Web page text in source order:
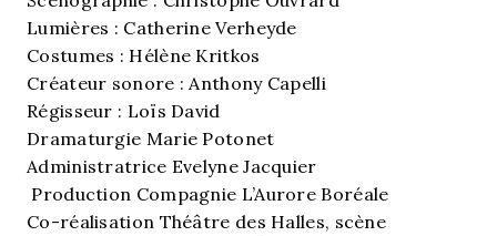
Lumières : Catherine Verheyde
Costumes : Hélène Kritkos
Créateur sonore : Anthony Capelli
Régisseur : Loïs David
Dramaturgie Marie Potonet
Administratrice Evelyne Jacquier
Production Compagnie L’Aurore Boréale
Co-réalisation Théâtre des Halles, scène